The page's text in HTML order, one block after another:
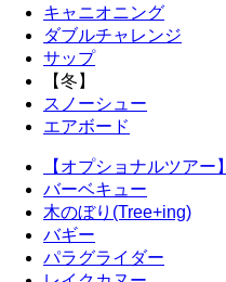
キャニオニング
ダブルチャレンジ
サップ
【冬】
スノーシュー
エアボード
【オプショナルツアー】
バーベキュー
木のぼり(Tree+ing)
バギー
パラグライダー